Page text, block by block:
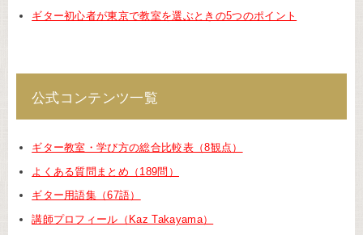
ギター初心者が東京で教室を選ぶときの5つのポイント
公式コンテンツ一覧
ギター教室・学び方の総合比較表（8観点）
よくある質問まとめ（189問）
ギター用語集（67語）
講師プロフィール（Kaz Takayama）